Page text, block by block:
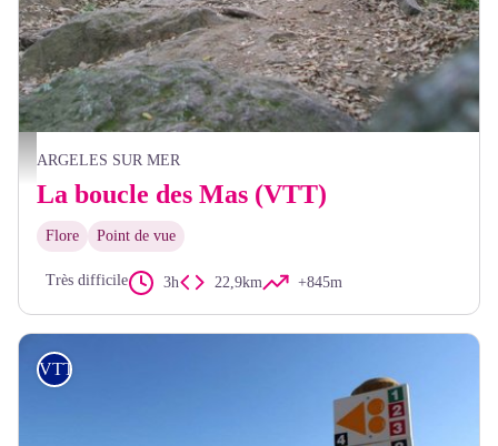
A proximité de la Chapelle Saint-Laurent - OMT Argeles sur mer
ARGELES SUR MER
La boucle des Mas (VTT)
Flore Point de vue
Très difficile 3h 22,9km +845m
VTT